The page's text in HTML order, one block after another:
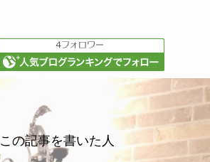
この記事を書いた人